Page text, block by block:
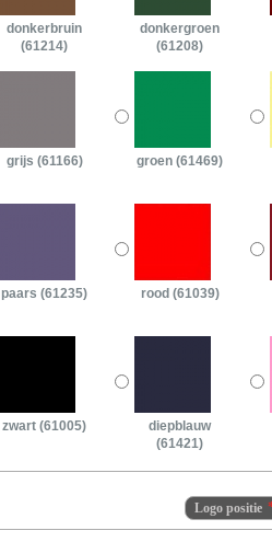
donkerbruin
(61214)
donkergroen
(61208)
grijs (61166) groen (61469)
paars (61235) rood (61039)
zwart (61005)
diepblauw
(61421)
Logo positie